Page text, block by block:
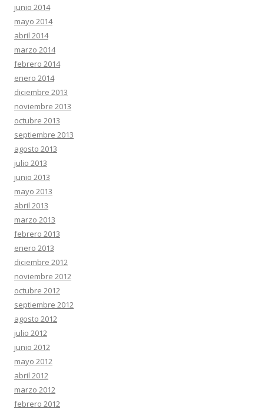
junio 2014
mayo 2014
abril 2014
marzo 2014
febrero 2014
enero 2014
diciembre 2013
noviembre 2013
octubre 2013
septiembre 2013
agosto 2013
julio 2013
junio 2013
mayo 2013
abril 2013
marzo 2013
febrero 2013
enero 2013
diciembre 2012
noviembre 2012
octubre 2012
septiembre 2012
agosto 2012
julio 2012
junio 2012
mayo 2012
abril 2012
marzo 2012
febrero 2012